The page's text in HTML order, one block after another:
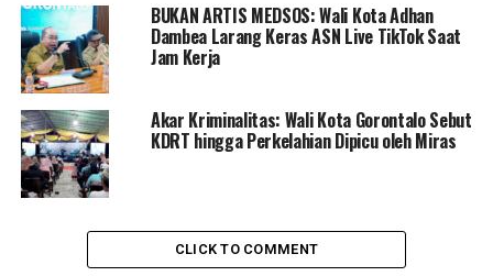
dan gaji 13,” terang Nuryanto.
Ia menambahkan, terkait besaran pembayaran TPP
masih tetap sama dengan tahun sebelumnya.
Dikarenakan saat ini masih dalam masa pandemi covid
19, dimana semua sektor termasuk ekonomi belum
berjalan normal.
yang lalu. tapi akan langsung dicairkan untuk dua bulan
BUKAN ARTIS MEDSOS: Wali Kota Adhan
Dambea Larang Keras ASN Live TikTok Saat
Jam Kerja
Akar Kriminalitas: Wali Kota Gorontalo Sebut
KDRT hingga Perkelahian Dipicu oleh Miras
CLICK TO COMMENT